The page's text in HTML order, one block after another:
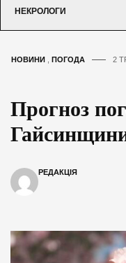
НЕКРОЛОГИ
НОВИНИ ПОГОДА 2
Прогноз
РЕДАКЦІЯ